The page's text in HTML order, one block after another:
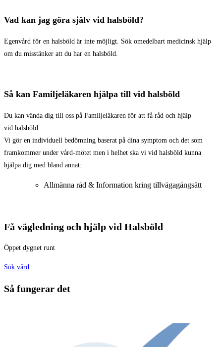
Vad kan jag göra själv vid halsböld?
Egenvård för en halsböld är inte möjligt. Sök omedelbart medicinsk hjälp
om du misstänker att du har en halsböld.
Så kan Familjeläkaren hjälpa till vid halsböld
Du kan vända dig till oss på Familjeläkaren för att få råd och hjälp
vid halsböld .
Vi gör en individuell bedömning baserat på dina symptom och det som
framkommer under vård-mötet men i helhet ska vi vid halsböld kunna
hjälpa dig med bland annat:
Allmänna råd & Information kring tillvägagångsätt
Få vägledning och hjälp vid Halsböld
Öppet dygnet runt
Sök vård
Så fungerar det